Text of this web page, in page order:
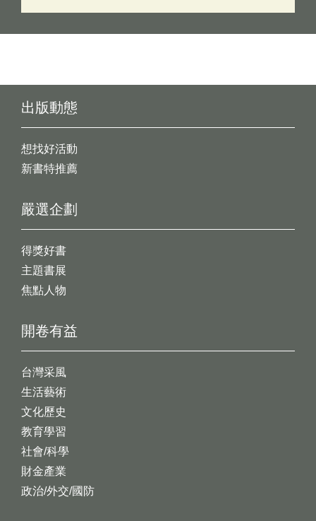
出版動態
想找好活動
新書特推薦
開卷有益
台灣采風
生活藝術
文化歷史
教育學習
社會/科學
財金產業
政治/外交/國防
嚴選企劃
得獎好書
主題書展
焦點人物